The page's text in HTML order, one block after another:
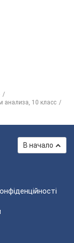
анализа, 10 класс
В начало